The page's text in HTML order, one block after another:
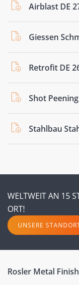
Airblast DE
Giessen
Retrofit DE
Shot
Stahlbau
WELTWEIT AN 15
ORT!
UNSERE
Rosler Metal